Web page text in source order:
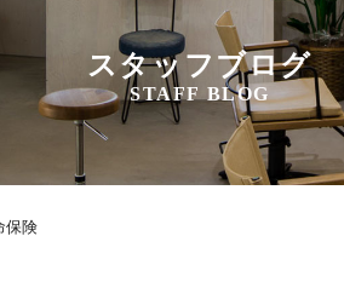
スタッフブログ
STAFF BLOG
保険